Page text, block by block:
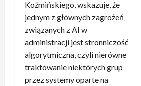
Koźmińskiego, wskazuje, że
jednym z głównych zagrożeń
związanych z AI w
administracji jest stronniczość
algorytmiczna, czyli nierówne
traktowanie niektórych grup
przez systemy oparte na